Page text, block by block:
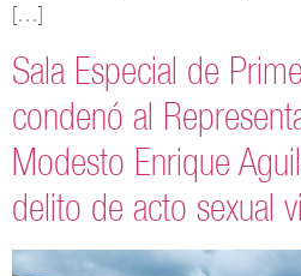
[…]
Sala Especial de
condenó al
Modesto Enrique
delito de acto sexual